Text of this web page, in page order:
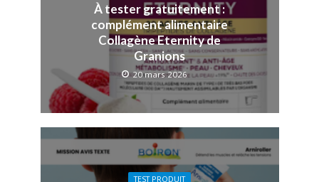
À tester gratuitement :
complément alimentaire
Collagène Eternity de
Granions
20 mars 2026
TEST PRODUIT